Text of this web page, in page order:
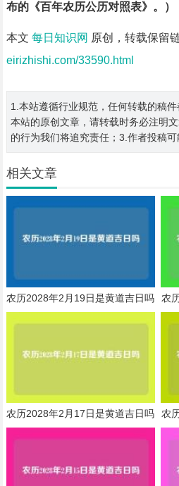
布的《百年农历公历对照表》。）
本文 每日知识网 原创，转载保留
eirizhishi.com/33590.html
1.本站遵循行业规范，任何转载的稿
本站的原创文章，请转载时务必注明
的行为我们将追究责任；3.作者投稿可
相关文章
农历2028年2月19日是黄道吉日吗 农
农历2028年2月17日是黄道吉日吗 农